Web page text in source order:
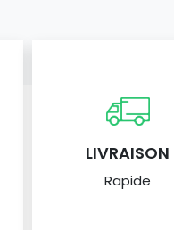
LIVRAISON
Rapide